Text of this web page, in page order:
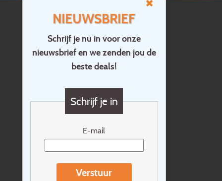
NIEUWSBRIEF
Schrijf je nu in voor onze
nieuwsbrief en we zenden jou de
beste deals!
Schrijf je in
E-mail
Verstuur
Home
Contact
Vragen?
Cadeaubon
Nieuwsbrief
Reisvoorwaarden